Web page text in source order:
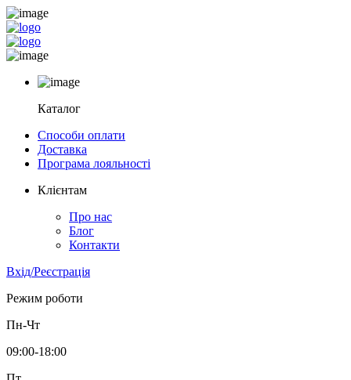
Каталог
Способи оплати
Доставка
Програма лояльності
Клієнтам
Про нас
Блог
Контакти
Вхід/Реєстрація
Режим роботи
Пн-Чт
09:00-18:00